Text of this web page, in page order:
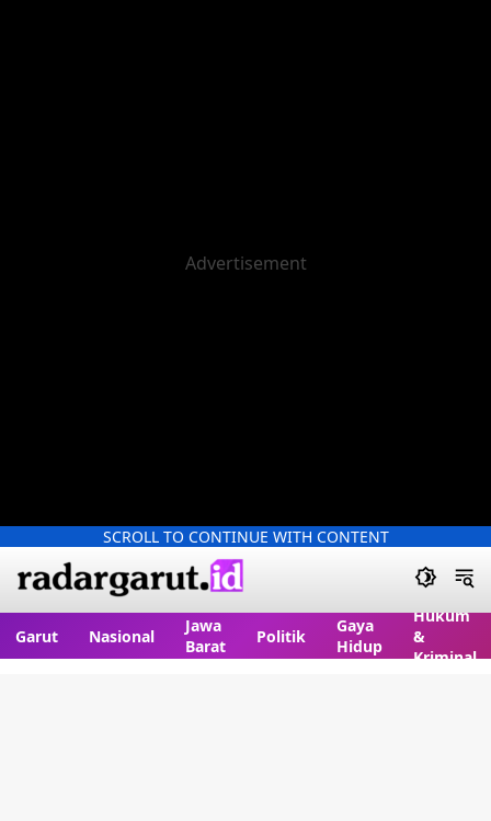
SCROLL TO CONTINUE WITH CONTENT
Garut Nasional
Jawa
Barat
Politik
Gaya
Hidup
Hukum
&
Kriminal